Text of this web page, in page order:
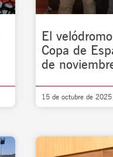
El
Copa de
de
15 de octubre de 2025